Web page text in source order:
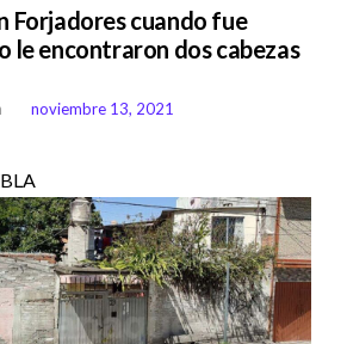
Forjadores cuando fue
le encontraron dos cabezas
noviembre 13, 2021